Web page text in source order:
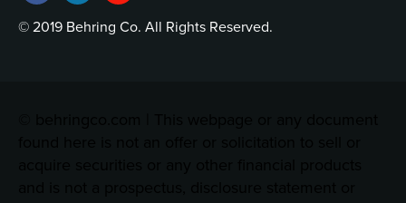
© 2019 Behring Co. All Rights Reserved.